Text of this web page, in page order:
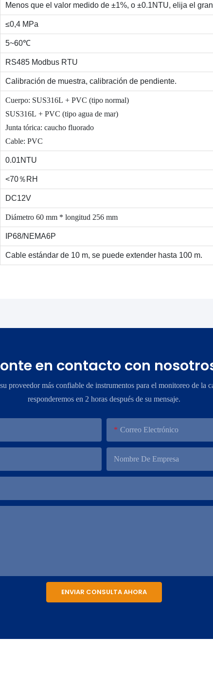
Menos que el valor medido de ±1%, o ±0.1NTU, elija el
≤0,4 MPa
5~60℃
RS485 Modbus RTU
Calibración de muestra, calibración de pendiente.
Cuerpo: SUS316L + PVC (tipo normal)
SUS316L + PVC (tipo agua de mar)
Junta tórica: caucho fluorado
Cable: PVC
0.01NTU
<70％RH
DC12V
Diámetro 60 mm * longitud 256 mm
IP68/NEMA6P
Cable estándar de 10 m, se puede extender hasta 100 m.
en contacto con
proveedor más confiable de instrumentos para el monitoreo de la
responderemos en 2 horas después de su mensaje.
Correo Electrónico
Nombre De Empresa
ENVIAR CONSULTA AHORA